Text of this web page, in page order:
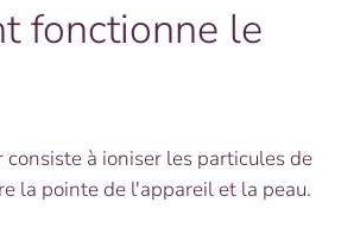
fonctionne le
consiste à ioniser les particules de
la pointe de l'appareil et la peau.